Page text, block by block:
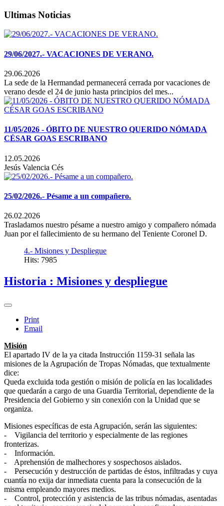
Ultimas Noticias
29/06/2027.- VACACIONES DE VERANO.
29.06.2026
La sede de la Hermandad permanecerá cerrada por vacaciones de
verano desde el 24 de junio hasta principios del mes...
11/05/2026 - ÓBITO DE NUESTRO QUERIDO NÓMADA
CÉSAR GOAS ESCRIBANO
12.05.2026
Jesús Valencia Cés
25/02/2026.- Pésame a un compañero.
26.02.2026
Trasladamos nuestro pésame a nuestro amigo y compañero nómada
Juan por el fallecimiento de su hermano del Teniente Coronel D.
4.- Misiones y Despliegue
Hits: 7985
Historia : Misiones y despliegue
Print
Email
Misión
El apartado IV de la ya citada Instrucción 1159-31 señala las
misiones de la Agrupación de Tropas Nómadas, que textualmente
dice:
Queda excluida toda gestión o misión de policía en las localidades
que quedarán a cargo de una Guardia Territorial, dependiente de la
Presidencia del Gobierno y sin conexión con la Unidad que se
organiza.
Misiones específicas de esta Agrupación, serán las siguientes:
- Vigilancia del territorio y especialmente de las regiones
fronterizas.
- Información.
- Aprehensión de malhechores y sospechosos aislados.
- Persecución y destrucción de partidas de éstos, infiltradas y cuya
cuantía no exija dar inmediata cuenta para la consecución de la
misma empleando mayores medios.
- Control, protección y asistencia de las tribus nómadas, asentadas